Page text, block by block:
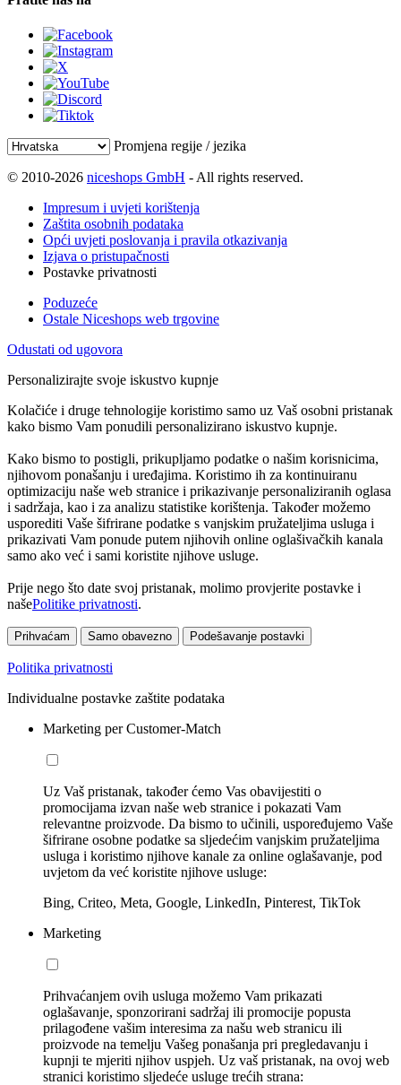
Promjena regije / jezika
© 2010-2026 niceshops GmbH - All rights reserved.
Impresum i uvjeti korištenja
Zaštita osobnih podataka
Opći uvjeti poslovanja i pravila otkazivanja
Izjava o pristupačnosti
Postavke privatnosti
Poduzeće
Ostale Niceshops web trgovine
Odustati od ugovora
Personalizirajte svoje iskustvo kupnje
Kolačiće i druge tehnologije koristimo samo uz Vaš osobni pristanak
kako bismo Vam ponudili personalizirano iskustvo kupnje.
Kako bismo to postigli, prikupljamo podatke o našim korisnicima,
njihovom ponašanju i uređajima. Koristimo ih za kontinuiranu
optimizaciju naše web stranice i prikazivanje personaliziranih oglasa
i sadržaja, kao i za analizu statistike korištenja. Također možemo
usporediti Vaše šifrirane podatke s vanjskim pružateljima usluga i
prikazivati Vam ponude putem njihovih online oglašivačkih kanala
samo ako već i sami koristite njihove usluge.
Prije nego što date svoj pristanak, molimo provjerite postavke i
našePolitike privatnosti.
Prihvaćam Samo obavezno Podešavanje postavki
Politika privatnosti
Individualne postavke zaštite podataka
Marketing per Customer-Match
Uz Vaš pristanak, također ćemo Vas obavijestiti o
promocijama izvan naše web stranice i pokazati Vam
relevantne proizvode. Da bismo to učinili, uspoređujemo Vaše
šifrirane osobne podatke sa sljedećim vanjskim pružateljima
usluga i koristimo njihove kanale za online oglašavanje, pod
uvjetom da već koristite njihove usluge:
Bing, Criteo, Meta, Google, LinkedIn, Pinterest, TikTok
Marketing
Prihvaćanjem ovih usluga možemo Vam prikazati
oglašavanje, sponzorirani sadržaj ili promocije popusta
prilagođene vašim interesima za našu web stranicu ili
proizvode na temelju Vašeg ponašanja pri pregledavanju i
kupnji te mjeriti njihov uspjeh. Uz vaš pristanak, na ovoj web
stranici koristimo sljedeće usluge trećih strana: